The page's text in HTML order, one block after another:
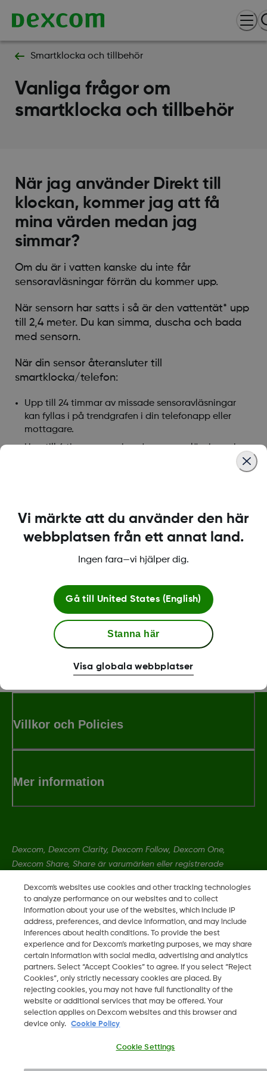
Smartklocka och tillbehör
Vanliga frågor om
smartklocka och tillbehör
När jag använder Direkt till
klockan, kommer jag att få
mina värden medan jag
simmar?
Om du är i vatten kanske du inte får
sensoravläsningar förrän du kommer upp.
När sensorn har satts i så är den vattentät* upp
till 2,4 meter. Du kan simma, duscha och bada
med sensorn.
När din sensor återansluter till
smartklocka/telefon:
Upp till 24 timmar av missade sensoravläsningar
kan fyllas i på trendgrafen i din telefonapp eller
mottagare.
Upp till 6 timmar av missade sensoravläsningar kan
om felsökning i Användarguiden.
* Dexcom G7-sensorn är vattentät ned 2,4 meters vattendjup
i upp till 24 timmar när den är korrekt insatt
Was this article helpful?
Villkor och Policies
Mer information
Dexcom, Dexcom Clarity, Dexcom Follow, Dexcom One,
Dexcom Share, Share är varumärken eller registrerade
MAT-1802
2026 Dexcom, Inc. Med ensamrätt.
SE
Ändra region
Dexcom's websites use cookies and other tracking technologies
to analyze performance on our websites and to collect
information about your use of the websites, which include IP
address, preferences, and device information, and may include
inferences about health conditions. To provide the best
experience and for Dexcom’s marketing purposes, we may share
certain information with social media, advertising and analytics
partners. Select “Accept Cookies” to agree. If you select “Reject
Cookies”, only strictly necessary cookies are placed. By
rejecting cookies, you may not have full functionality of the
website or additional services that may be offered. Your
selection applies on Dexcom websites and this browser and
device only.
Cookie Policy
Cookie Settings
Vi märkte att du använder den här
webbplatsen från ett annat land.
Ingen fara—vi hjälper dig.
Gå till United States (English)
Stanna här
Visa globala webbplatser